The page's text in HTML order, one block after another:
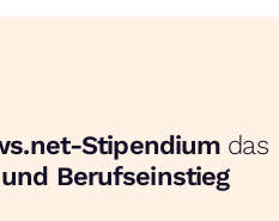
Stipendium das
Berufseinstieg